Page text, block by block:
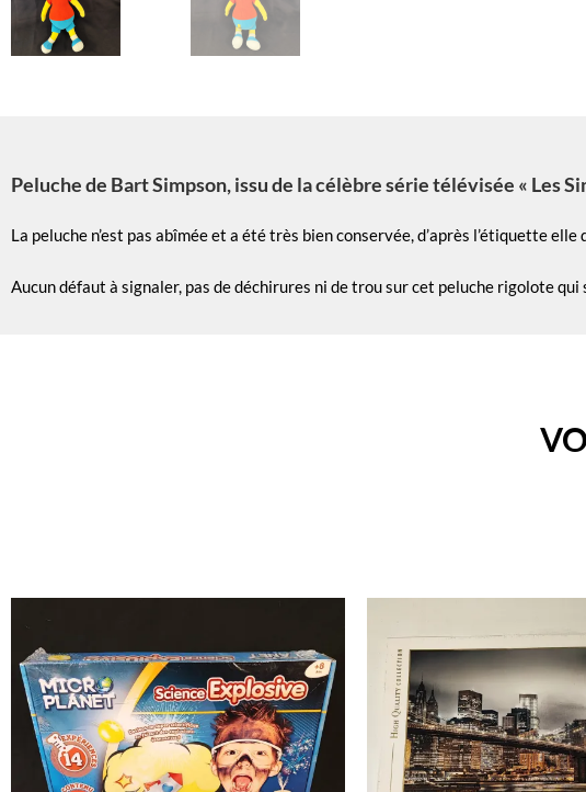
Peluche de Bart Simpson, issu de la célèbre série télévisée « Les
La peluche n’est pas abîmée et a été très bien conservée, d’après l’étiquette
Aucun défaut à signaler, pas de déchirures ni de trou sur cet peluche rigolote